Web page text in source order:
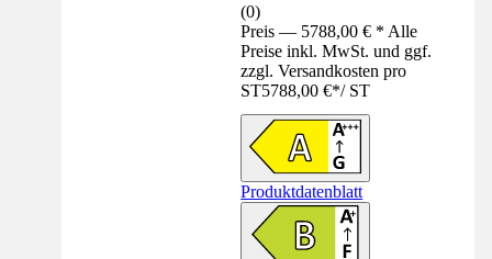
(0)
Preis — 5788,00 € * Alle
Preise inkl. MwSt. und ggf.
zzgl. Versandkosten pro
ST5788,00 €*/ ST
Produktdatenblatt